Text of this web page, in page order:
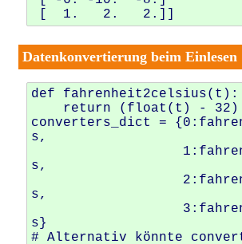
Datenkonvertierung beim Einlesen
def fahrenheit2celsius( t ):
return
( float ( t ) - 32 )
converters_dict
= {0 :
s,
1 :
s,
2 :
s,
3 :
s}
# Alternativ könnte